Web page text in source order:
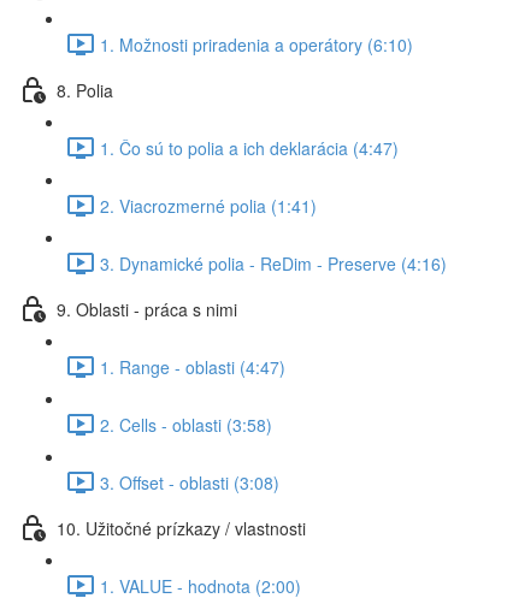
1. Možnosti priradenia a operátory (6:10)
8. Polia
1. Čo sú to polia a ich deklarácia (4:47)
2. Viacrozmerné polia (1:41)
3. Dynamické polia - ReDim - Preserve (4:16)
9. Oblasti - práca s nimi
1. Range - oblasti (4:47)
2. Cells - oblasti (3:58)
3. Offset - oblasti (3:08)
10. Užitočné prízkazy / vlastnosti
1. VALUE - hodnota (2:00)